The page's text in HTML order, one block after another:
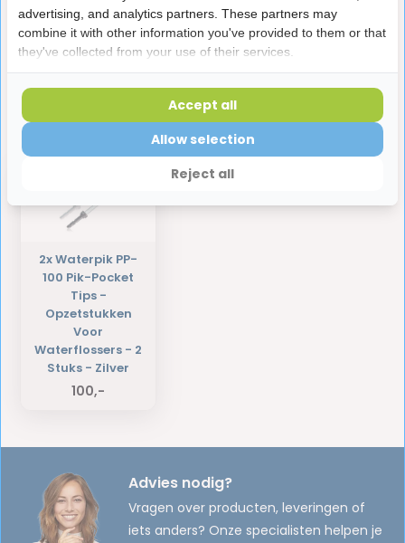
Productomschrijving
Reviews
Laatst bekeken producten
2x Waterpik PP-
100 Pik-Pocket
Tips -
Opzetstukken
Voor
Waterflossers - 2
Stuks - Zilver
100,-
Advies nodig?
Vragen over producten, leveringen of
iets anders? Onze specialisten helpen je
advertising, and analytics partners. These partners may
combine it with other information you've provided to them or that
they've collected from your use of their services.
Reject all
Allow selection
Accept all